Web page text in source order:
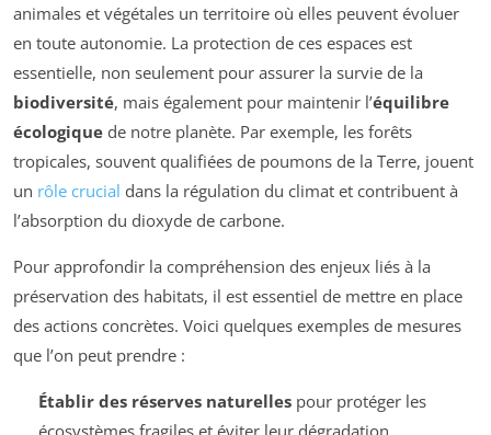
animales et végétales un territoire où elles peuvent évoluer
en toute autonomie. La protection de ces espaces est
essentielle, non seulement pour assurer la survie de la
biodiversité, mais également pour maintenir l’équilibre
écologique de notre planète. Par exemple, les forêts
tropicales, souvent qualifiées de poumons de la Terre, jouent
un rôle crucial dans la régulation du climat et contribuent à
l’absorption du dioxyde de carbone.
Pour approfondir la compréhension des enjeux liés à la
préservation des habitats, il est essentiel de mettre en place
des actions concrètes. Voici quelques exemples de mesures
que l’on peut prendre :
Établir des réserves naturellespour protéger les
écosystèmes fragiles et éviter leur dégradation.